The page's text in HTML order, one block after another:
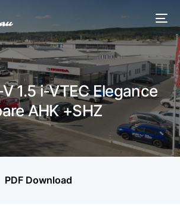
1.5 i-VTEC Elegance
AHK +SHZ
PDF Download